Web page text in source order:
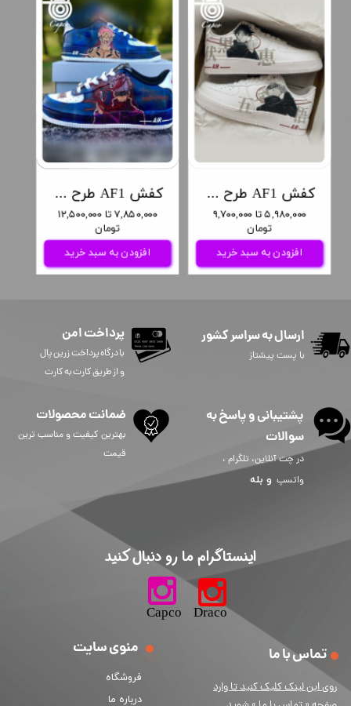
کفش AF1 طرح انیمه جوجوتسو کایسن
۷,۸۵۰,۰۰۰ تا ۱۲,۵۰۰,۰۰۰
تومان
افزودن به سبد خرید
کفش AF1 طرح انیمه جوجوتسو کایسن
۵,۹۸۰,۰۰۰ تا ۹,۷۰۰,۰۰۰
تومان
افزودن به سبد خرید
ارسال به سراسر کشور
با پست پیشتاز
منوی سایت
فروشگاه
درباره ما
تماس با ما
روی این لینک کلیک کنید تا وارد
پرداخت امن
​​​​​با درگاه پرداخت زرین پال
و از طریق کارت به کارت
پشتیبانی و پاسخ به
سوالات
در چت آنلاین، تلگرام ،
واتسپ و بله
ضمانت محصولات
بهترین کیفیت و مناسب ترین
قیمت
​اینستاگرام ما رو دنبال کنید​​​​​​​
​​​​​​​​​​​​​​​​​​​​Capco Draco